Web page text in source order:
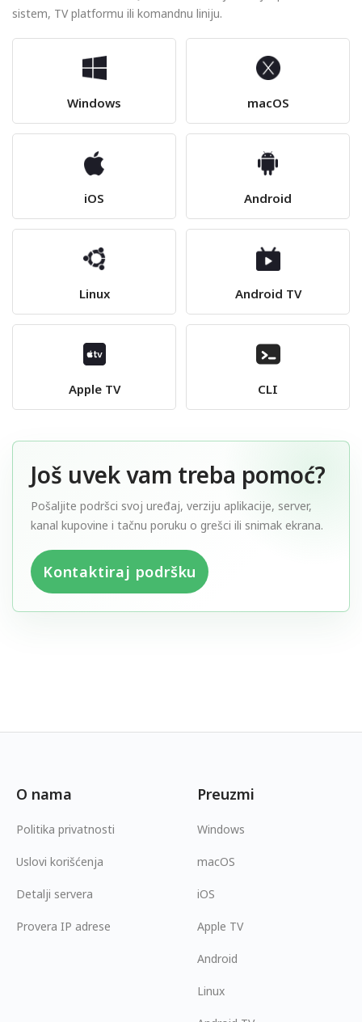
sistem, TV platformu ili komandnu liniju.
Windows macOS
iOS Android
Linux Android TV
Apple TV CLI
Još uvek vam treba pomoć?
Pošaljite podršci svoj uređaj, verziju aplikacije, server,
kanal kupovine i tačnu poruku o grešci ili snimak ekrana.
Kontaktiraj podršku
O nama
Politika privatnosti
Uslovi korišćenja
Detalji servera
Provera IP adrese
Preuzmi
Windows
macOS
iOS
Apple TV
Android
Linux